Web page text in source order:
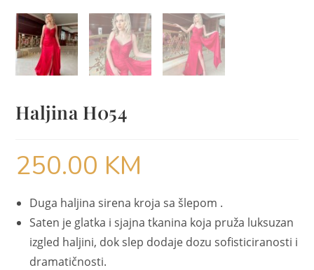
Haljina H054
250.00 KM
Duga haljina sirena kroja sa šlepom .
Saten je glatka i sjajna tkanina koja pruža luksuzan
izgled haljini, dok slep dodaje dozu sofisticiranosti i
dramatičnosti.